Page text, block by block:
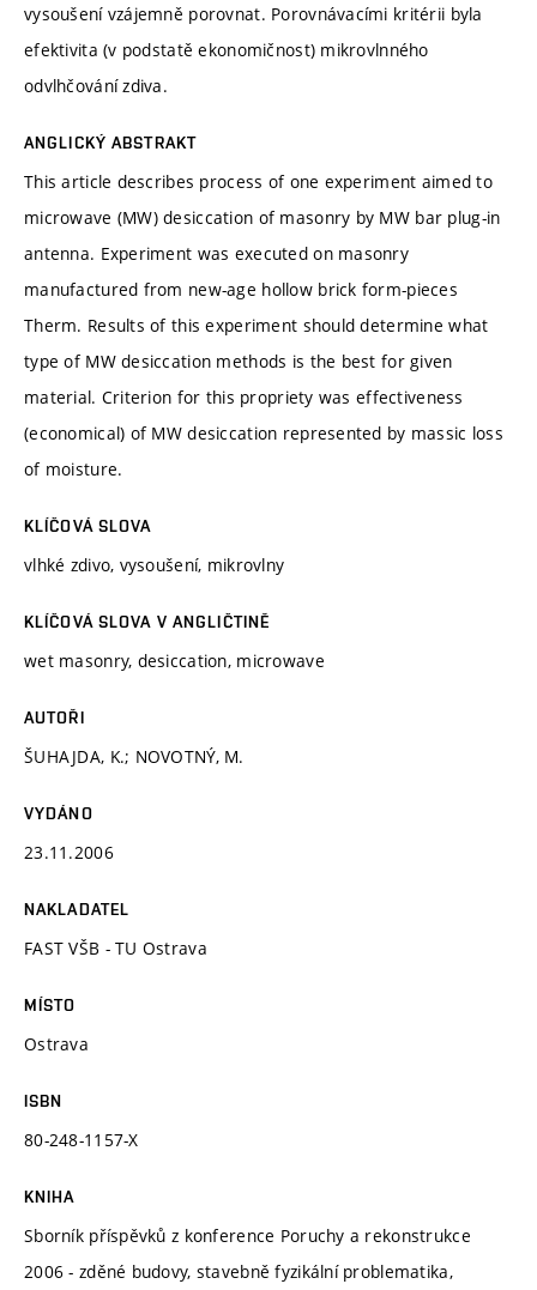
vysoušení vzájemně porovnat. Porovnávacími kritérii byla
efektivita (v podstatě ekonomičnost) mikrovlnného
odvlhčování zdiva.
ANGLICKÝ ABSTRAKT
This article describes process of one experiment aimed to
microwave (MW) desiccation of masonry by MW bar plug-in
antenna. Experiment was executed on masonry
manufactured from new-age hollow brick form-pieces
Therm. Results of this experiment should determine what
type of MW desiccation methods is the best for given
material. Criterion for this propriety was effectiveness
(economical) of MW desiccation represented by massic loss
of moisture.
KLÍČOVÁ SLOVA
vlhké zdivo, vysoušení, mikrovlny
KLÍČOVÁ SLOVA V ANGLIČTINĚ
wet masonry, desiccation, microwave
AUTOŘI
ŠUHAJDA, K.; NOVOTNÝ, M.
VYDÁNO
23.11.2006
NAKLADATEL
FAST VŠB - TU Ostrava
MÍSTO
Ostrava
ISBN
80-248-1157-X
KNIHA
Sborník příspěvků z konference Poruchy a rekonstrukce
2006 - zděné budovy, stavebně fyzikální problematika,